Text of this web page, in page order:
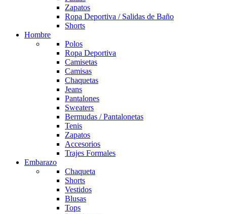
Zapatos
Ropa Deportiva / Salidas de Baño
Shorts
Hombre
Polos
Ropa Deportiva
Camisetas
Camisas
Chaquetas
Jeans
Pantalones
Sweaters
Bermudas / Pantalonetas
Tenis
Zapatos
Accesorios
Trajes Formales
Embarazo
Chaqueta
Shorts
Vestidos
Blusas
Tops